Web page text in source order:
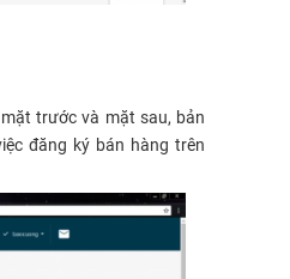
trước và mặt sau, bản
đăng ký bán hàng trên